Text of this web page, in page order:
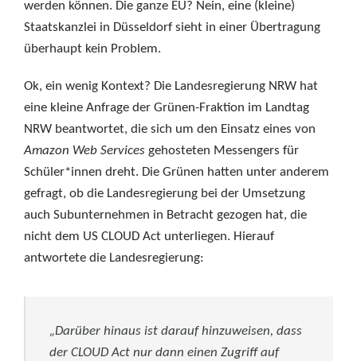
werden können. Die ganze EU? Nein, eine (kleine)
Staatskanzlei in Düsseldorf sieht in einer Übertragung
überhaupt kein Problem.
Ok, ein wenig Kontext? Die Landesregierung NRW hat
eine kleine Anfrage der Grünen-Fraktion im Landtag
NRW beantwortet, die sich um den Einsatz eines von
Amazon Web Services gehosteten Messengers für
Schüler*innen dreht. Die Grünen hatten unter anderem
gefragt, ob die Landesregierung bei der Umsetzung
auch Subunternehmen in Betracht gezogen hat, die
nicht dem US CLOUD Act unterliegen. Hierauf
antwortete die Landesregierung:
„Darüber hinaus ist darauf hinzuweisen, dass
der CLOUD Act nur dann einen Zugriff auf